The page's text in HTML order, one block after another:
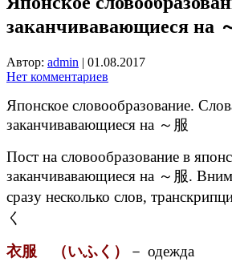
заканчивавающиеся на
Автор: admin | 01.08.2017
Нет комментариев
Японское словообразование.
заканчивавающиеся на ～服
Пост на словообразование в
заканчивавающиеся на ～服.
сразу несколько слов,
く
衣服 （いふく）
－ одежда